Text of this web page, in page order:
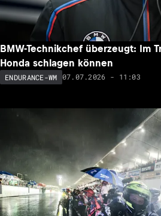
BMW-Technikchef überzeugt: Im
Honda schlagen können
ENDURANCE-WM 07.07.2026 - 11:03